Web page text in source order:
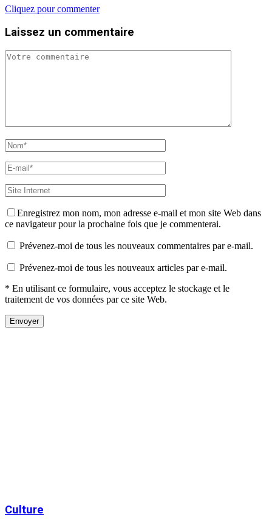
Cliquez pour commenter
Laissez un commentaire
Enregistrez mon nom, mon adresse e-mail et mon site Web dans
ce navigateur pour la prochaine fois que je commenterai.
Prévenez-moi de tous les nouveaux commentaires par e-mail.
Prévenez-moi de tous les nouveaux articles par e-mail.
* En utilisant ce formulaire, vous acceptez le stockage et le
traitement de vos données par ce site Web.
Culture